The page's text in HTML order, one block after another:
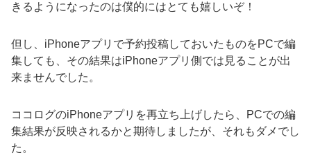
きるようになったのは僕的にはとても嬉しいぞ！
但し、iPhoneアプリで予約投稿しておいたものをPCで編
集しても、その結果はiPhoneアプリ側では見ることが出
来ませんでした。
ココログのiPhoneアプリを再立ち上げしたら、PCでの編
集結果が反映されるかと期待しましたが、それもダメでし
た。